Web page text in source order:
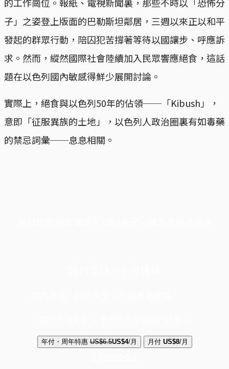
子」之姿登上版面的巴勒斯坦鄰居，三週以來正以和平
發起的群眾行動，陪囚犯苦撐著等待以國讓步、呼應訴
求。然而，縱然國際社會陸續加入民眾響應絕食，這話
題在以色列國內敏感得鮮少展開討論。
實際上，絕食與以色列50年的佔領──「Kibush」，
意即「征服異族的土地」，以色列人政治圈裏有如毒藥
的禁忌詞彙──息息相關。
年付・周年特惠 US$6.5US$4/月 月付 US$8/月